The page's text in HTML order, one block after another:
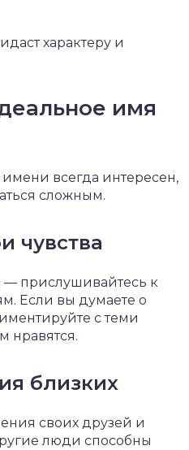
характеру и
имя
всегда интересен,
сложным.
чувства
— прислушивайтесь к
Если вы думаете о
с теми
нравятся.
близких
своих друзей и
люди способны